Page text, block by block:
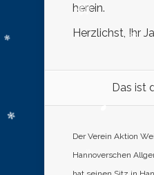
herein.
Herzlichst, Ihr
Das ist
Der Verein Aktion
Hannoverschen